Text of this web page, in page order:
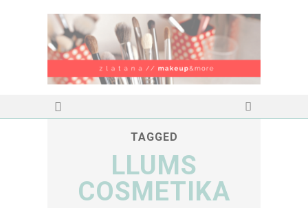
TAGGED
LLUMS
COSMETIKA